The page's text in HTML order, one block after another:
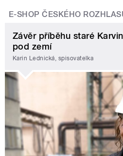
E-SHOP ČESKÉHO
Závěr příběhu staré
pod zemí
Karin Lednická, spisovatelka